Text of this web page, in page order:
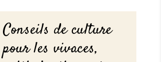
Conseils de culture
pour les vivaces,